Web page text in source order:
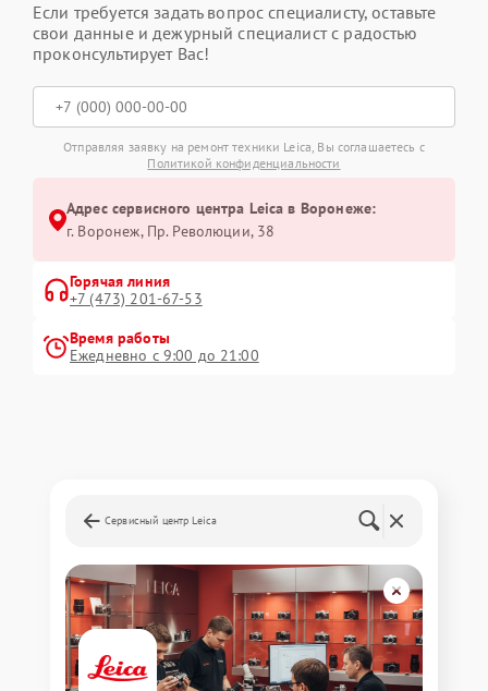
Если требуется задать вопрос специалисту, оставьте
свои данные и дежурный специалист с радостью
проконсультирует Вас!
Отправляя заявку на ремонт техники Leica, Вы соглашаетесь с
Политикой конфиденциальности
Адрес сервисного центра Leica в Воронеже:
г. Воронеж, Пр. Революции, 38
Горячая линия
+7 (473) 201-67-53
Время работы
Ежедневно с 9:00 до 21:00
Сервисный центр Leica